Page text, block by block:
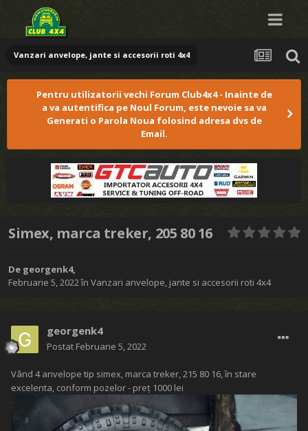
Vanzari anvelope, jante si accesorii roti 4x4
Pentru utilizatorii vechi Forum Club4x4 - Inainte de
a va autentifica pe Noul Forum, este nevoie sa va
Generati o Parola Noua folosind adresa dvs de
Email.
Simex, marca treker, 205 80 16
De georgenk4,
Februarie 5, 2022în Vanzari anvelope, jante si accesorii roti 4x4
georgenk4
Postat Februarie 5, 2022
Vând 4 anvelope tip simex, marca treker, 215 80 16, în stare
excelenta, conform pozelor - preț 1000 lei